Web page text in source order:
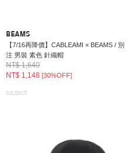
BEAMS
【7/16再降價】CABLEAMI × BEAMS / 別
注 男裝 素色 針織帽
NT$ 1,640
NT$ 1,148[30%OFF]
SOLDOUT